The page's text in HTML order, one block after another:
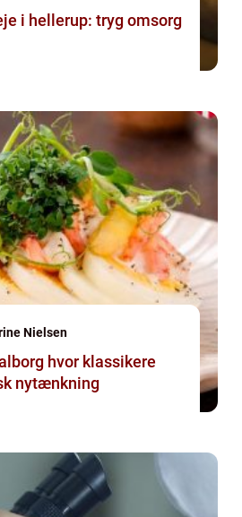
i hellerup: tryg omsorg
Nielsen
nytænkning